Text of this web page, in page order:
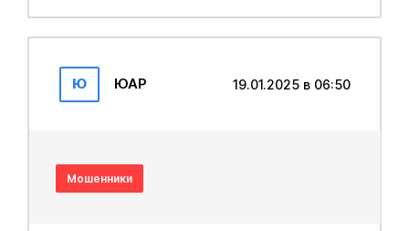
Ю ЮАР 19.01.2025 в 06:50
Мошенники